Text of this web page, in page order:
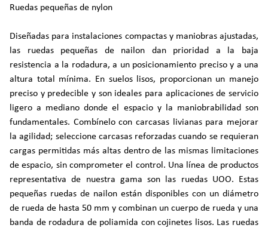
Ruedas pequeñas de nylon
Diseñadas para instalaciones compactas y maniobras ajustadas,
las ruedas pequeñas de nailon dan prioridad a la baja
resistencia a la rodadura, a un posicionamiento preciso y a una
altura total mínima. En suelos lisos, proporcionan un manejo
preciso y predecible y son ideales para aplicaciones de servicio
ligero a mediano donde el espacio y la maniobrabilidad son
fundamentales. Combínelo con carcasas livianas para mejorar
la agilidad; seleccione carcasas reforzadas cuando se requieran
cargas permitidas más altas dentro de las mismas limitaciones
de espacio, sin comprometer el control. Una línea de productos
representativa de nuestra gama son las ruedas UOO. Estas
pequeñas ruedas de nailon están disponibles con un diámetro
de rueda de hasta 50 mm y combinan un cuerpo de rueda y una
banda de rodadura de poliamida con cojinetes lisos. Las ruedas